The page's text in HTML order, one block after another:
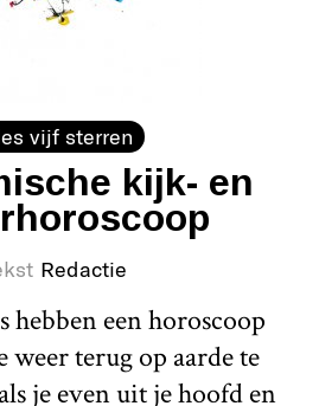
vijf sterren
kijk- en
Redactie
hebben een horoscoop
weer terug op aarde te
je even uit je hoofd en